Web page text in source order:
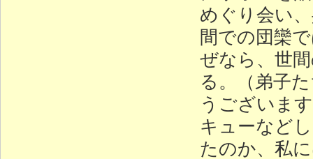
めぐり会い
間での団欒
ぜなら、世
る。（弟子
うございま
キューなど
たのか、私